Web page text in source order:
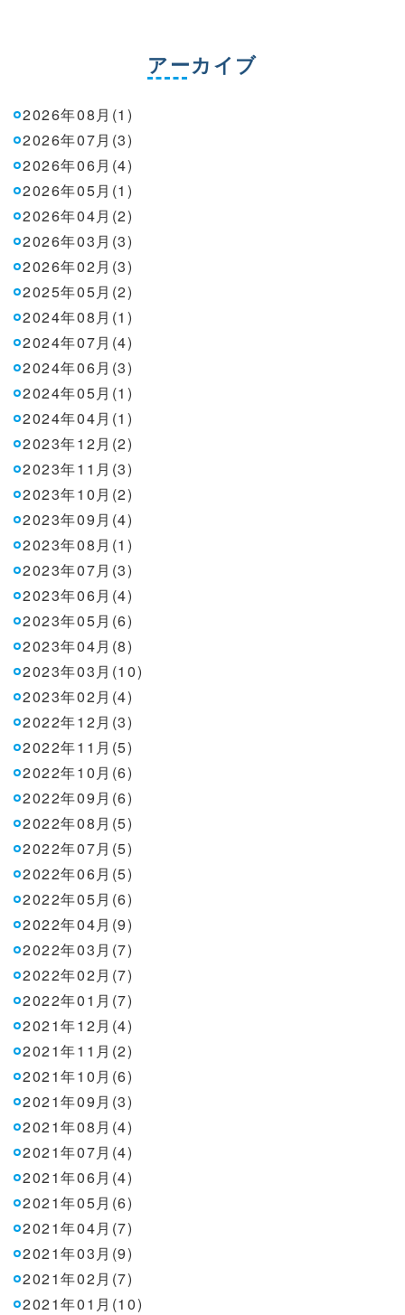
アーカイブ
2026年08月(1)
2026年07月(3)
2026年06月(4)
2026年05月(1)
2026年04月(2)
2026年03月(3)
2026年02月(3)
2025年05月(2)
2024年08月(1)
2024年07月(4)
2024年06月(3)
2024年05月(1)
2024年04月(1)
2023年12月(2)
2023年11月(3)
2023年10月(2)
2023年09月(4)
2023年08月(1)
2023年07月(3)
2023年06月(4)
2023年05月(6)
2023年04月(8)
2023年03月(10)
2023年02月(4)
2022年12月(3)
2022年11月(5)
2022年10月(6)
2022年09月(6)
2022年08月(5)
2022年07月(5)
2022年06月(5)
2022年05月(6)
2022年04月(9)
2022年03月(7)
2022年02月(7)
2022年01月(7)
2021年12月(4)
2021年11月(2)
2021年10月(6)
2021年09月(3)
2021年08月(4)
2021年07月(4)
2021年06月(4)
2021年05月(6)
2021年04月(7)
2021年03月(9)
2021年02月(7)
2021年01月(10)